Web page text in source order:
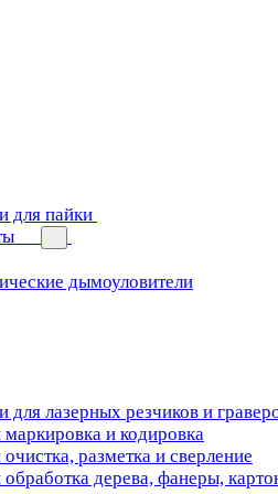
для пайки
дымоуловители
для лазерных резчиков и
маркировка и кодировка
разметка и сверление
дерева, фанеры,